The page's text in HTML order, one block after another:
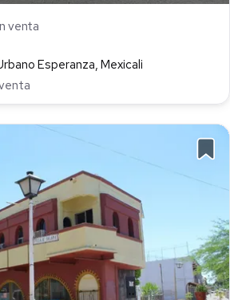
venta
Esperanza, Mexicali